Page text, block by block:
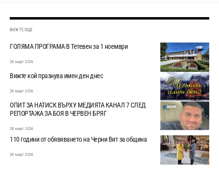
ВИЖТЕ ОЩЕ
ГОЛЯМА ПРОГРАМА В Тетевен за 1 ноември
28 март 2026
Вижте кой празнува имен ден днес
28 март 2026
ОПИТ ЗА НАТИСК ВЪРХУ МЕДИЯТА КАНАЛ 7 СЛЕД
РЕПОРТАЖА ЗА БОЯ В ЧЕРВЕН БРЯГ
28 март 2026
110 години от обявяването на Черни Вит за община
28 март 2026